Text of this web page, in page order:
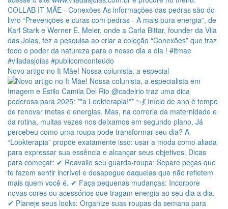
Novo artigo no It Mãe! Nossa colunista, a especial